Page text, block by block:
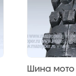
Шина мото